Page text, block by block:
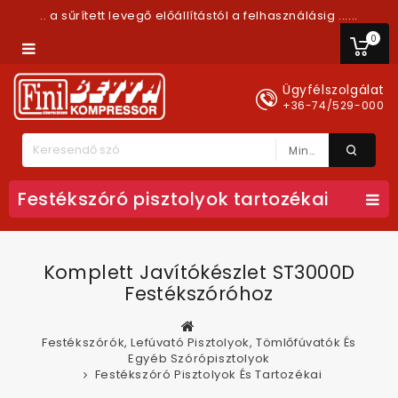
.. a sűrített levegő előállítástól a felhasználásig ......
0
Ügyfélszolgálat
+36-74/529-000
Minden Kategória
Festékszóró pisztolyok tartozékai
Komplett Javítókészlet ST3000D
Festékszóróhoz
Festékszórók, Lefúvató Pisztolyok, Tömlőfúvatók És
Egyéb Szórópisztolyok
Festékszóró Pisztolyok És Tartozékai